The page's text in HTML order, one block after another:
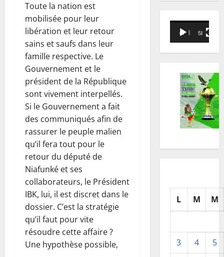
Toute la nation est
mobilisée pour leur
libération et leur retour
sains et saufs dans leur
famille respective. Le
Gouvernement et le
président de la République
sont vivement interpellés.
Si le Gouvernement a fait
des communiqués afin de
rassurer le peuple malien
qu’il fera tout pour le
retour du député de
Niafunké et ses
collaborateurs, le Président
IBK, lui, il est discret dans le
dossier. C’est la stratégie
qu’il faut pour vite
résoudre cette affaire ?
Une hypothèse possible,
Lecteur
vidéo
00:00 58:18
L M M
3 4
5